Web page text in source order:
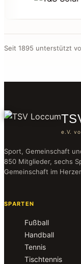
Seit 1895 unterstützt
e.V.
Sport, Gemeinschaft
850 Mitglieder, sechs
Gemeinschaft im
SPARTEN
Fußball
Handball
Tennis
Tischtennis